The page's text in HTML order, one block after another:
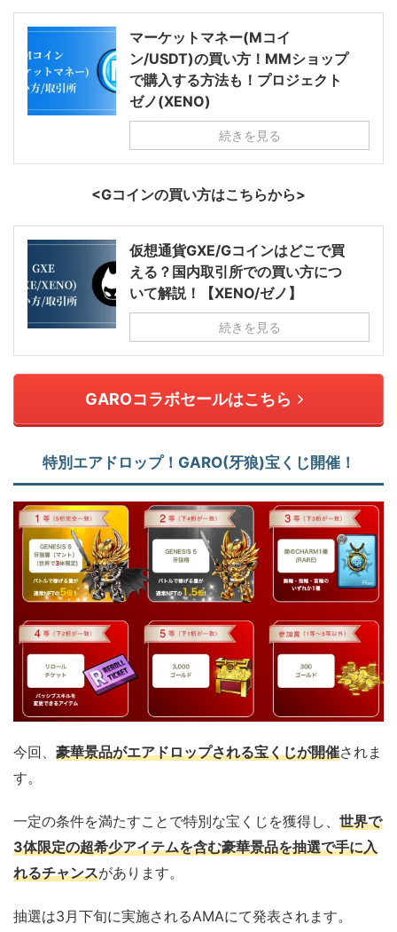
マーケットマネー(Mコイ
ン/USDT)の買い方！MMショップ
で購入する方法も！プロジェクト
ゼノ(XENO)
続きを見る
<Gコインの買い方はこちらから>
仮想通貨GXE/Gコインはどこで買
える？国内取引所での買い方につ
いて解説！【XENO/ゼノ】
続きを見る
GAROコラボセールはこちら
特別エアドロップ！GARO(牙狼)宝くじ開催！
今回、 豪華景品がエアドロップされる宝くじが開催されま
す。
一定の条件を満たすことで特別な宝くじを獲得し、 世界で
3体限定の超希少アイテムを含む豪華景品を抽選で手に入
れるチャンスがあります。
抽選は3月下旬に実施されるAMAにて発表されます。